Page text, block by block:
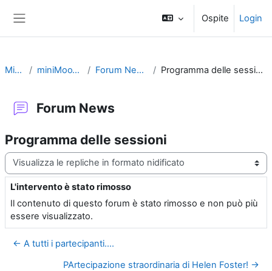
Ospite Login
MiTs miniMooTS Forum News Programma delle sessioni
Forum News
Programma delle sessioni
Modalità visualizzazione
L'intervento è stato rimosso
Numero di risposte: 0
Il contenuto di questo forum è stato rimosso e non può più
essere visualizzato.
← A tutti i partecipanti....
PArtecipazione straordinaria di Helen Foster! →